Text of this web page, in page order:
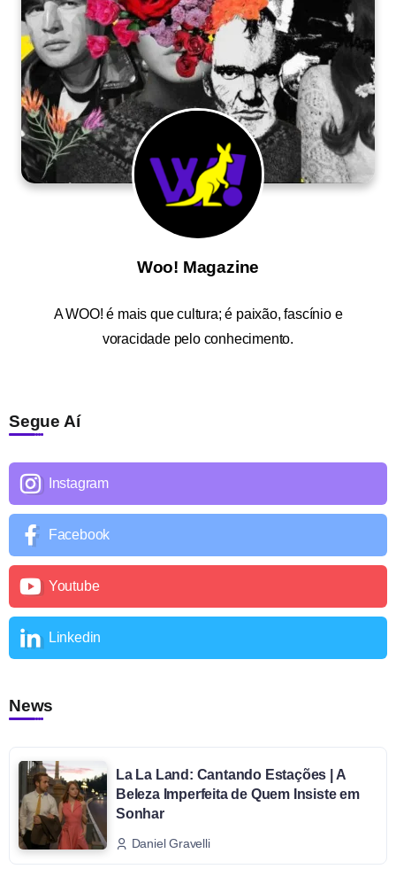
Woo! Magazine
AWOO! é mais que cultura; é paixão, fascínio e
voracidade pelo conhecimento.
Segue Aí
Instagram
Facebook
Youtube
Linkedin
News
La La Land: Cantando Estações | A
Beleza Imperfeita de Quem Insiste em
Sonhar
Daniel Gravelli